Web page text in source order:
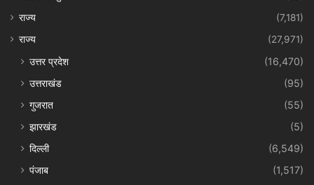
राज्य
(7,181)
राज्य
(27,971)
उत्तर प्रदेश
(16,470)
उत्तराखंड
(95)
गुजरात
(55)
झारखंड
(5)
दिल्ली
(6,549)
पंजाब
(1,517)